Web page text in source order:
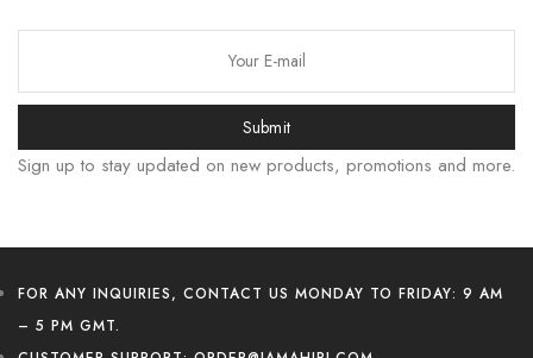
Submit
Sign up to stay updated on new products, promotions and more.
FOR ANY INQUIRIES, CONTACT US MONDAY TO FRIDAY: 9 AM
– 5 PM GMT.
हिन्दी